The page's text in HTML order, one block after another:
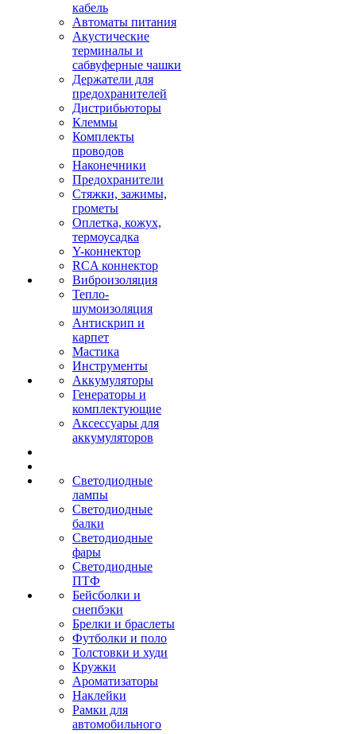
кабель
Автоматы питания
Акустические
терминалы и
сабвуферные чашки
Держатели для
предохранителей
Дистрибьюторы
Клеммы
Комплекты
проводов
Наконечники
Предохранители
Стяжки, зажимы,
грометы
Оплетка, кожух,
термоусадка
Y-коннектор
RCA коннектор
Виброизоляция
Тепло-
шумоизоляция
Антискрип и
карпет
Мастика
Инструменты
Аккумуляторы
Генераторы и
комплектующие
Аксессуары для
аккумуляторов
Светодиодные
лампы
Светодиодные
балки
Светодиодные
фары
Светодиодные
ПТФ
Бейсболки и
снепбэки
Брелки и браслеты
Футболки и поло
Толстовки и худи
Кружки
Ароматизаторы
Наклейки
Рамки для
автомобильного